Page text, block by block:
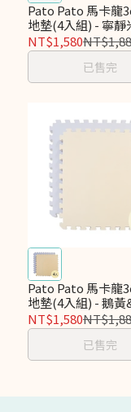
Pato Pato 馬卡龍
地墊(4入組) - 寧靜
粉-台灣製
NT$1,580
已售完
Pato Pato 馬卡龍
地墊(4入組) - 鵝黃
灣製
NT$1,580
已售完